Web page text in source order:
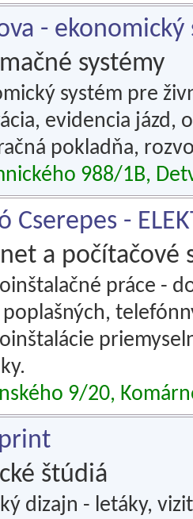
-
systémy
systém pre
evidencia jázd,
pokladňa,
988/1B,
Cserepes -
a počítačové
práce -
poplašných,
9/20,
štúdiá
dizajn - letáky,